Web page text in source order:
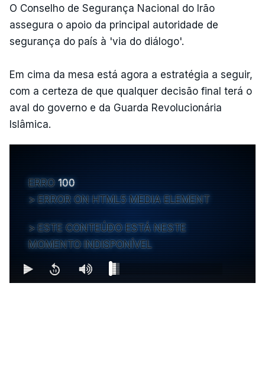
O Conselho de Segurança Nacional do Irão
assegura o apoio da principal autoridade de
segurança do país à 'via do diálogo'.
Em cima da mesa está agora a estratégia a seguir,
com a certeza de que qualquer decisão final terá o
aval do governo e da Guarda Revolucionária
Islâmica.
ERRO 100
ERROR ON HTML5 MEDIA ELEMENT
ESTE CONTEÚDO ESTÁ NESTE
MOMENTO INDISPONÍVEL